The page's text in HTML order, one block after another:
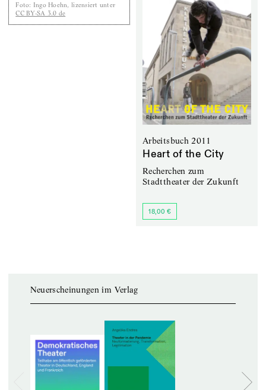
Foto: Ingo Hoehn, lizensiert unter
CC BY-SA 3.0 de
Arbeitsbuch 2011
Heart of the City
Recherchen zum
Stadttheater der Zukunft
18,00 €
Neuerscheinungen im Verlag